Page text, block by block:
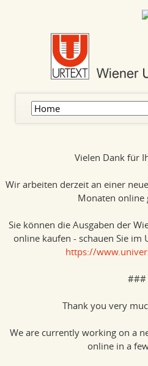
Navigation
überspringen
Vielen Dank für
Wir arbeiten derzeit an einer
Monaten online
Sie können die Ausgaben der
online kaufen - schauen Sie im
https://
###
Thank you very
We are currently working on a
online in a